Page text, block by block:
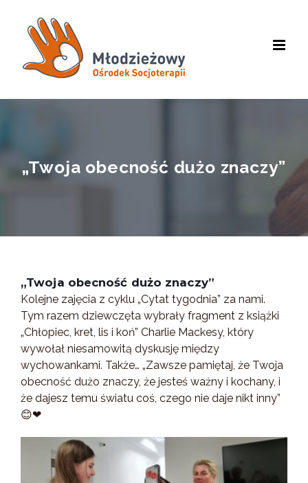
content
„Twoja obecność dużo znaczy”
„Twoja obecność dużo znaczy”
Kolejne zajęcia z cyklu „Cytat tygodnia” za nami.
Tym razem dziewczęta wybrały fragment z książki
„Chłopiec, kret, lis i koń” Charlie Mackesy, który
wywołał niesamowitą dyskusję między
wychowankami. Także… „Zawsze pamiętaj, że Twoja
obecność dużo znaczy, że jesteś ważny i kochany, i
że dajesz temu światu coś, czego nie daje nikt inny”
😊❤